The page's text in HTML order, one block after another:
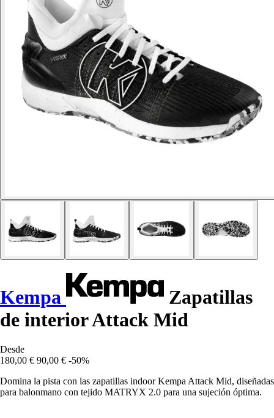
Kempa
Zapatillas
de interior Attack Mid
Desde
180,00 € 90,00 € -50%
Domina la pista con las zapatillas indoor Kempa Attack Mid, diseñadas
para balonmano con tejido MATRYX 2.0 para una sujeción óptima.